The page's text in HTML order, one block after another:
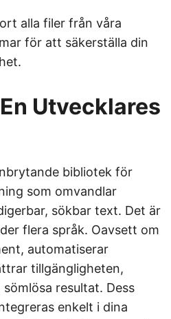
alla filer från våra
för att säkerställa din
Utvecklares
bibliotek för
som omvandlar
sökbar text. Det är
flera språk. Oavsett om
automatiserar
tillgängligheten,
sömlösa resultat. Dess
enkelt i dina